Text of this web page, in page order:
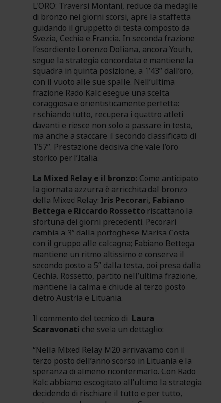
L'ORO: Traversi Montani, reduce da medaglie
di bronzo nei giorni scorsi, apre la staffetta
guidando il gruppetto di testa composto da
Svezia, Cechia e Francia. In seconda frazione
l’esordiente Lorenzo Doliana, ancora Youth,
segue la strategia concordata e mantiene la
squadra in quinta posizione, a 1’43” dall’oro,
con il vuoto alle sue spalle. Nell’ultima
frazione Rado Kalc esegue una scelta
coraggiosa e orientisticamente perfetta:
rischiando tutto, recupera i quattro atleti
davanti e riesce non solo a passare in testa,
ma anche a staccare il secondo classificato di
1’57”. Prestazione decisiva che vale l’oro
storico per l’Italia.
La Mixed Relay e il bronzo: Come anticipato
la giornata azzurra è arricchita dal bronzo
della Mixed Relay: Iris Pecorari, Fabiano
Bettega e Riccardo Rossetto riscattano la
sfortuna dei giorni precedenti. Pecorari
cambia a 3” dalla portoghese Marisa Costa
con il gruppo alle calcagna; Fabiano Bettega
mantiene un ritmo altissimo e conserva il
secondo posto a 5” dalla testa, poi presa dalla
Cechia. Rossetto, partito nell’ultima frazione,
mantiene la calma e chiude al terzo posto
dietro Austria e Lituania.
Il commento del tecnico di Laura
Scaravonati che svela un dettaglio:
“Nella Mixed Relay M20 arrivavamo con il
terzo posto dell’anno scorso in Lituania e la
speranza di almeno riconfermarlo. Con Rado
Kalc abbiamo escogitato all’ultimo la strategia
decidendo di rischiare il tutto e per tutto,